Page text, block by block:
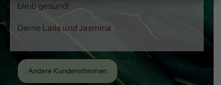
bleib gesund!
Deine Laila und Jasmina
Andere Kundenstimmen